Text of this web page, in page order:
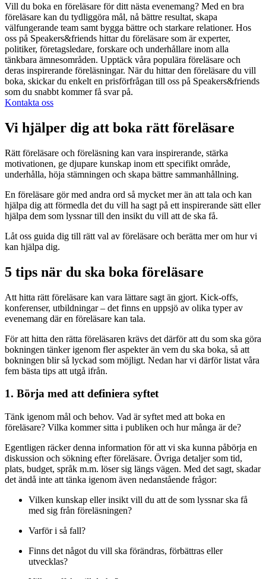
Vill du boka en föreläsare för ditt nästa evenemang? Med en bra
föreläsare kan du tydliggöra mål, nå bättre resultat, skapa
välfungerande team samt bygga bättre och starkare relationer. Hos
oss på Speakers&friends hittar du föreläsare som är experter,
politiker, företagsledare, forskare och underhållare inom alla
tänkbara ämnesområden. Upptäck våra populära föreläsare och
deras inspirerande föreläsningar. När du hittar den föreläsare du vill
boka, skickar du enkelt en prisförfrågan till oss på Speakers&friends
som du snabbt kommer få svar på.
Kontakta oss
Vi hjälper dig att boka rätt föreläsare
Rätt föreläsare och föreläsning kan vara inspirerande, stärka
motivationen, ge djupare kunskap inom ett specifikt område,
underhålla, höja stämningen och skapa bättre sammanhållning.
En föreläsare gör med andra ord så mycket mer än att tala och kan
hjälpa dig att förmedla det du vill ha sagt på ett inspirerande sätt eller
hjälpa dem som lyssnar till den insikt du vill att de ska få.
Låt oss guida dig till rätt val av föreläsare och berätta mer om hur vi
kan hjälpa dig.
5 tips när du ska boka föreläsare
Att hitta rätt föreläsare kan vara lättare sagt än gjort. Kick-offs,
konferenser, utbildningar – det finns en uppsjö av olika typer av
evenemang där en föreläsare kan tala.
För att hitta den rätta föreläsaren krävs det därför att du som ska göra
bokningen tänker igenom fler aspekter än vem du ska boka, så att
bokningen blir så lyckad som möjligt. Nedan har vi därför listat våra
fem bästa tips att utgå ifrån.
1. Börja med att definiera syftet
Tänk igenom mål och behov. Vad är syftet med att boka en
föreläsare? Vilka kommer sitta i publiken och hur många är de?
Egentligen räcker denna information för att vi ska kunna påbörja en
diskussion och sökning efter föreläsare. Övriga detaljer som tid,
plats, budget, språk m.m. löser sig längs vägen. Med det sagt, skadar
det ändå inte att tänka igenom även nedanstående frågor:
Vilken kunskap eller insikt vill du att de som lyssnar ska få
med sig från föreläsningen?
Varför i så fall?
Finns det något du vill ska förändras, förbättras eller
utvecklas?